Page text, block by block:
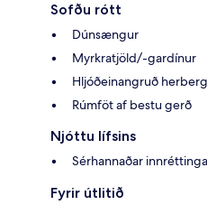
Sofðu rótt
Dúnsængur
Myrkratjöld/-gardínur
Hljóðeinangruð
Rúmföt af bestu gerð
Njóttu lífsins
Sérhannaðar
Fyrir útlitið